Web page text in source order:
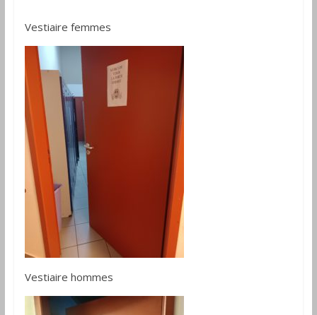
Vestiaire femmes
Vestiaire hommes